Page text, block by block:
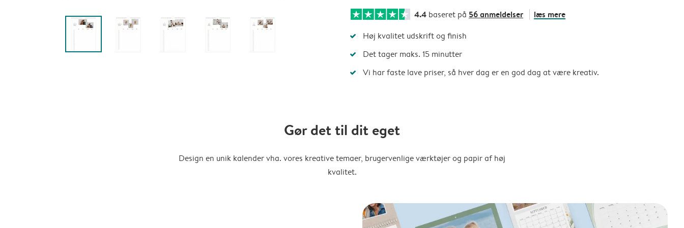
4.4 baseret på 56 anmeldelser læs mere
Høj kvalitet udskrift og finish
Det tager maks. 15 minutter
Vi har faste lave priser, så hver dag er en god dag at være kreativ.
Gør det til dit eget
Design en unik kalender vha. vores kreative temaer, brugervenlige værktøjer og papir af høj
kvalitet.